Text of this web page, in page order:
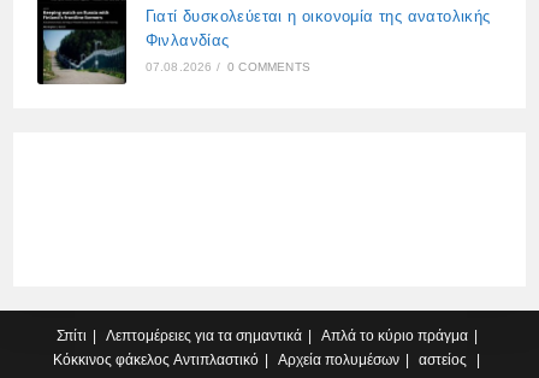
Γιατί δυσκολεύεται η οικονομία της ανατολικής
Φινλανδίας
07.08.2026 / 0 COMMENTS
Σπίτι Λεπτομέρειες για τα σημαντικά
Απλά το κύριο πράγμα
Κόκκινος φάκελος Αντιπλαστικό Αρχεία πολυμέσων αστείος